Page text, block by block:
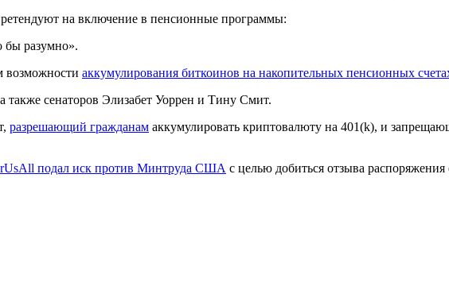
на включение в пенсионные программы:
бы разумно».
возможности аккумулирования биткоинов на накопительных пенсионных
сенаторов Элизабет Уоррен и Тину Смит.
разрешающий гражданам аккумулировать криптовалюту на 401(k), и
подал иск против Минтруда США с целью добиться отзыва